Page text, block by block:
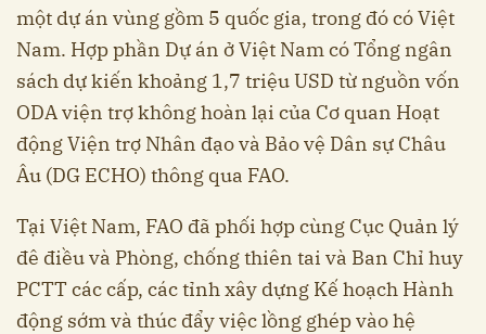
một dự án vùng gồm 5 quốc gia, trong đó có Việt
Nam. Hợp phần Dự án ở Việt Nam có Tổng ngân
sách dự kiến khoảng 1,7 triệu USD từ nguồn vốn
ODA viện trợ không hoàn lại của Cơ quan Hoạt
động Viện trợ Nhân đạo và Bảo vệ Dân sự Châu
Âu (DG ECHO) thông qua FAO.
Tại Việt Nam, FAO đã phối hợp cùng Cục Quản lý
đê điều và Phòng, chống thiên tai và Ban Chỉ huy
PCTT các cấp, các tỉnh xây dựng Kế hoạch Hành
động sớm và thúc đẩy việc lồng ghép vào hệ